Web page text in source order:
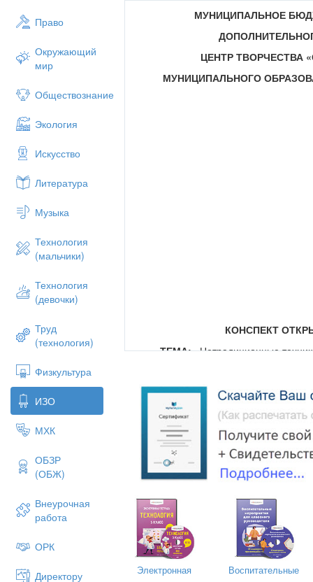
Право
Окружающий
мир
Обществознание
Экология
Искусство
Литература
Музыка
Технология
(мальчики)
Технология
(девочки)
Труд
(технология)
Физкультура
ИЗО
МХК
ОБЗР
(ОБЖ)
Внеурочная
работа
ОРК
Директору
МУНИЦИПАЛЬНОЕ
ЦЕНТР ТВОРЧЕСТВА
МУНИЦИПАЛЬНОГО
КОНСПЕКТ
ТЕМА:«Нетрадиционные
Электронная
Воспитательные